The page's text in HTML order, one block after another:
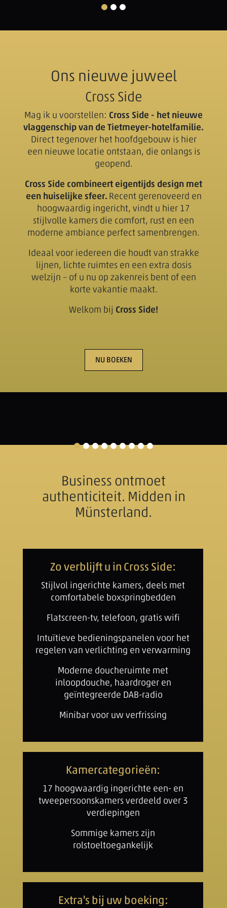
Ons nieuwe juweel
Cross Side
Mag ik u voorstellen: Cross Side - het nieuwe
vlaggenschip van de Tietmeyer-hotelfamilie.
Direct tegenover het hoofdgebouw is hier
een nieuwe locatie ontstaan, die onlangs is
geopend.
Cross Side combineert eigentijds design met
een huiselijke sfeer. Recent gerenoveerd en
hoogwaardig ingericht, vindt u hier 17
stijlvolle kamers die comfort, rust en een
moderne ambiance perfect samenbrengen.
Ideaal voor iedereen die houdt van strakke
lijnen, lichte ruimtes en een extra dosis
welzijn – of u nu op zakenreis bent of een
korte vakantie maakt.
Welkom bij Cross Side!
NU BOEKEN
Business ontmoet
authenticiteit. Midden in
Münsterland.
Zo verblijft u in Cross Side:
Stijlvol ingerichte kamers, deels met
comfortabele boxspringbedden
Flatscreen-tv, telefoon, gratis wifi
Intuïtieve bedieningspanelen voor het
regelen van verlichting en verwarming
Moderne doucheruimte met
inloopdouche, haardroger en
geïntegreerde DAB-radio
Minibar voor uw verfrissing
Kamercategorieën:
17 hoogwaardig ingerichte een- en
tweepersoonskamers verdeeld over 3
verdiepingen
Sommige kamers zijn
rolstoeltoegankelijk
Extra's bij uw boeking: